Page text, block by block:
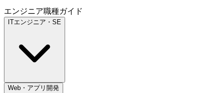
エンジニア職種ガイド
ITエンジニア・SE
Web・アプリ開発